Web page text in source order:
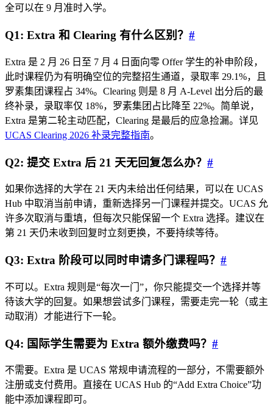
全可以在 9 月准时入学。
Q1: Extra 和 Clearing 有什么区别？ #
Extra 是 2 月 26 日至 7 月 4 日面向零 Offer 学生的补申阶段，
此时课程仍为有明确空位的完整招生通道，录取率 29.1%，且
罗素集团课程占 34%。Clearing 则是 8 月 A‑Level 出分后的最
终补录，录取率仅 18%，罗素集团占比降至 22%。简单说，
Extra 是第二轮主动匹配，Clearing 是最后的应急捡漏。详见
UCAS Clearing 2026 补录完整指南。
Q2: 提交 Extra 后 21 天无回复怎么办？ #
如果你选择的大学在 21 天内未给出任何结果，可以在 UCAS
Hub 中取消当前申请，重新选择另一门课程并提交。UCAS 允
许多次取消与重填，但每次只能保留一个 Extra 选择。建议在
第 21 天仍未收到回复时立刻更换，不要持续等待。
Q3: Extra 阶段可以同时申请多门课程吗？ #
不可以。Extra 规则是“每次一门”，你只能提交一个选择并等
待该大学的回复。如果想尝试多门课程，需要走完一轮（或主
动取消）才能进行下一轮。
Q4: 国际学生需要为 Extra 额外缴费吗？ #
不需要。Extra 是 UCAS 常规申请流程的一部分，不需要额外
注册或支付费用。直接在 UCAS Hub 的“Add Extra Choice”功
能中添加课程即可。